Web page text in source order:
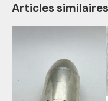
Articles similaires